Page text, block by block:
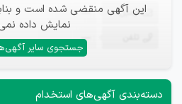
این آگهی منقضی شده است و
نمایش داده
جستجوی سایر
ایمیل —
—
دسته‌بندی آگهی‌های استخدام